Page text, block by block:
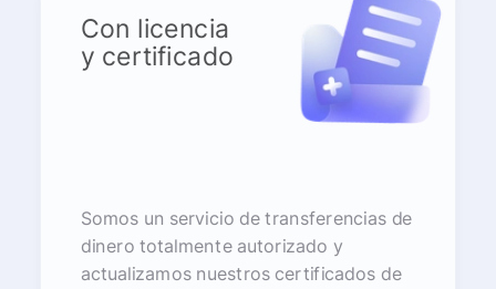
Con licencia
y certificado
Somos un servicio de transferencias de
dinero totalmente autorizado y
actualizamos nuestros certificados de